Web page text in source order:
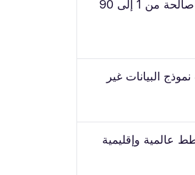
خطط بيانات غير محدودة صالحة من 1 إلى 90
البيانات غير
مع خطط عالمية وإقليمية